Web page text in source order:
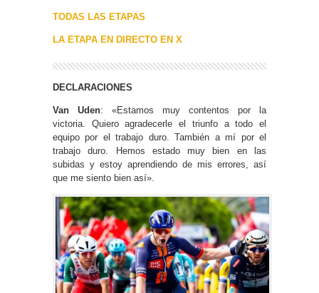
TODAS LAS ETAPAS
LA ETAPA EN DIRECTO EN X
DECLARACIONES
Van Uden: «Estamos muy contentos por la
victoria. Quiero agradecerle el triunfo a todo el
equipo por el trabajo duro. También a mí por el
trabajo duro. Hemos estado muy bien en las
subidas y estoy aprendiendo de mis errores, así
que me siento bien así».